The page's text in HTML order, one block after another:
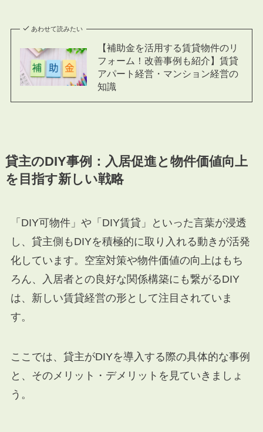
あわせて読みたい
【補助金を活用する賃貸物件のリ
フォーム！改善事例も紹介】賃貸
アパート経営・マンション経営の
知識
貸主のDIY事例：入居促進と物件価値向上
を目指す新しい戦略
「DIY可物件」や「DIY賃貸」といった言葉が浸透
し、貸主側もDIYを積極的に取り入れる動きが活発
化しています。空室対策や物件価値の向上はもち
ろん、入居者との良好な関係構築にも繋がるDIY
は、新しい賃貸経営の形として注目されていま
す。
ここでは、貸主がDIYを導入する際の具体的な事例
と、そのメリット・デメリットを見ていきましょ
う。